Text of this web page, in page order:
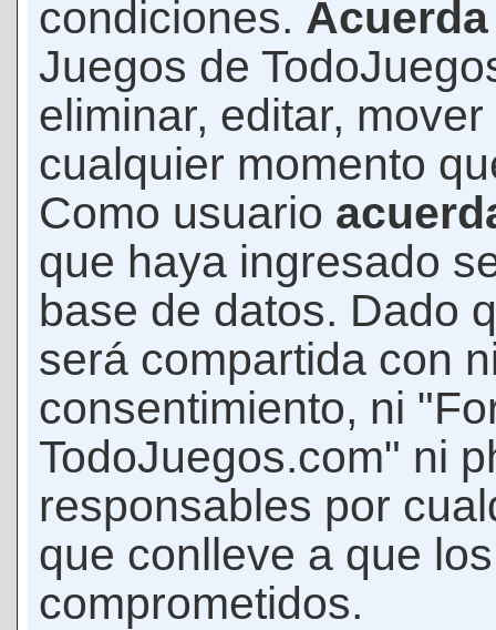
condiciones. Acuerda
Juegos de
eliminar, editar,
cualquier momento
Como usuario
que haya ingresado
base de datos. Dado
será compartida con
consentimiento, ni
TodoJuegos.com" ni
responsables por
que conlleve a que
comprometidos.